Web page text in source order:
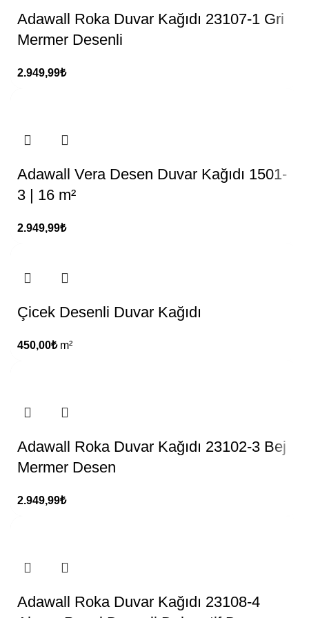
Adawall Roka Duvar Kağıdı 23107-1 Gri
Mermer Desenli
2.949,99₺
Adawall Vera Desen Duvar Kağıdı 1501-
3 | 16 m²
2.949,99₺
Çicek Desenli Duvar Kağıdı
450,00₺m²
Adawall Roka Duvar Kağıdı 23102-3 Bej
Mermer Desen
2.949,99₺
Adawall Roka Duvar Kağıdı 23108-4